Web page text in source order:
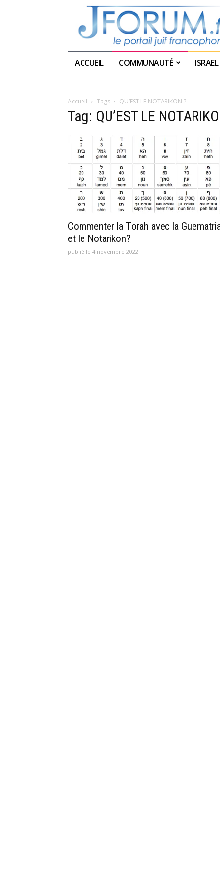
ACCUEIL COMMUNAUTÉ ISRAEL
Accueil Tags QU’EST LE NOTARIKON ?
Tag: QU’EST LE
Commenter la Torah avec la
et le Notarikon?
publié le 4 novembre 2022